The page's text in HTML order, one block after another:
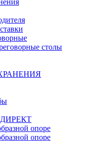
столы
опоре
опоре